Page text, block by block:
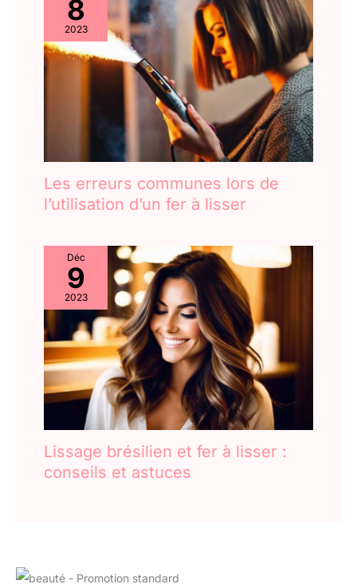
8
2023
Les erreurs communes lors de
l’utilisation d’un fer à lisser
Déc
9
2023
Lissage brésilien et fer à lisser :
conseils et astuces